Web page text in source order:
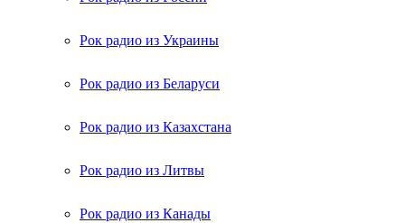
Рок радио из Украины
Рок радио из Беларуси
Рок радио из Казахстана
Рок радио из Литвы
Рок радио из Канады